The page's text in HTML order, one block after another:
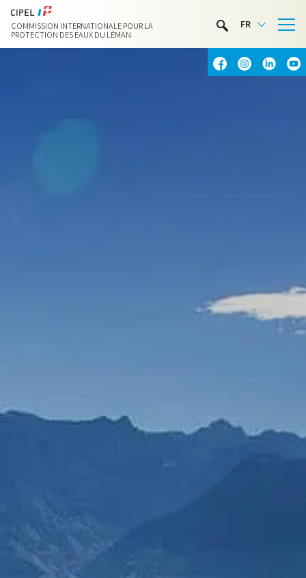
COMMISSION INTERNATIONALE POUR LA
PROTECTION DES EAUX DU LÉMAN
FR
LIMNOTHÈQUE
ACTIVITÉS NAUTIQUES
CONTACT & ACCÈS